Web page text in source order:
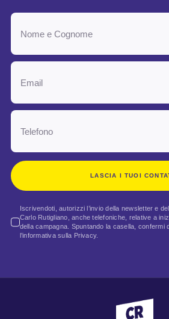
LASCIA I TUOI
Iscrivendoti, autorizzi l’invio della newsletter e
Carlo Rutigliano, anche telefoniche, relative a
della campagna. Spuntando la casella, confermi
l’informativa sulla Privacy.